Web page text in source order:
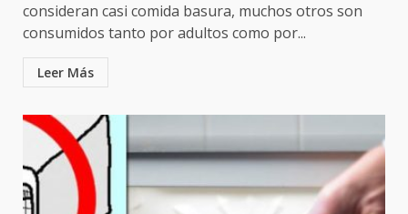
consideran casi comida basura, muchos otros son
consumidos tanto por adultos como por...
Leer Más